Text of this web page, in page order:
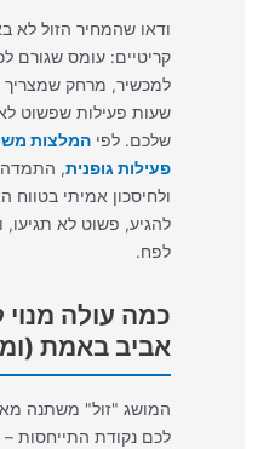
ודאו שהמחיר הזול לא
למכשיר, מרחק שמצריך
שעות פעילות שפשוט
שלכם. לפיהמלצות
פעילות גופנית, התמדה
ולחיסכון אמיתי בטווח
להגיע, פשוט לא
לפח.
כמה עולה
אביב באמת
המושג "זול" משתנה
לכם נקודת התייחסות –